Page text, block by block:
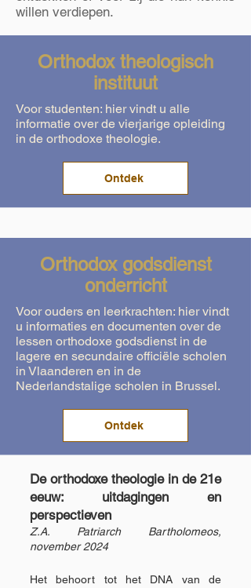
willen verdiepen.
Orthodox theologisch
instituut
Voor studenten: hier vindt u alle
informatie over de vierjarige opleiding
in de orthodoxe theologie.
Ontdek
Orthodox godsdienst
onderricht
Voor ouders en leerkrachten: hier vindt
u informaties en documenten over de
lessen orthodoxe godsdienst in de
lagere en secundaire officiële scholen
in Vlaanderen en in de
Nederlandstalige scholen in Brussel.
Ontdek
De orthodoxe theologie in de 21e
eeuw: uitdagingen en
perspectieven
Z.A. Patriarch Bartholomeos,
november 2024
Het behoort tot het DNA van de